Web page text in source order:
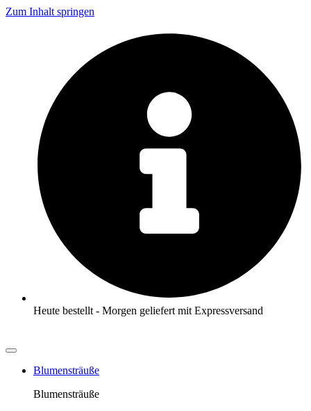
Zum Inhalt springen
Heute bestellt - Morgen geliefert mit Expressversand
Blumensträuße
Blumensträuße